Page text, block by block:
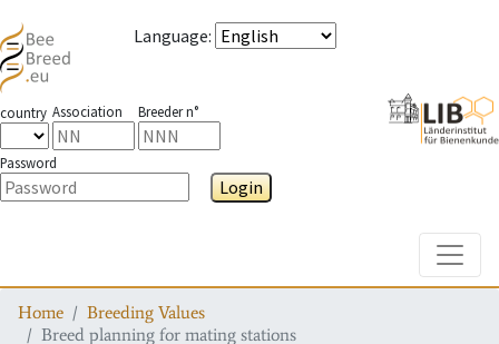
Language:
country Association Breeder n°
Password
Login
Home
Breeding Values
Breed planning for mating stations